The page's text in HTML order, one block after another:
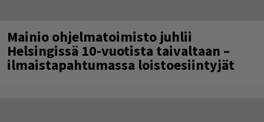
Mainio ohjelmatoimisto juhlii
Helsingissä 10-vuotista taivaltaan –
ilmaistapahtumassa loistoesiintyjät